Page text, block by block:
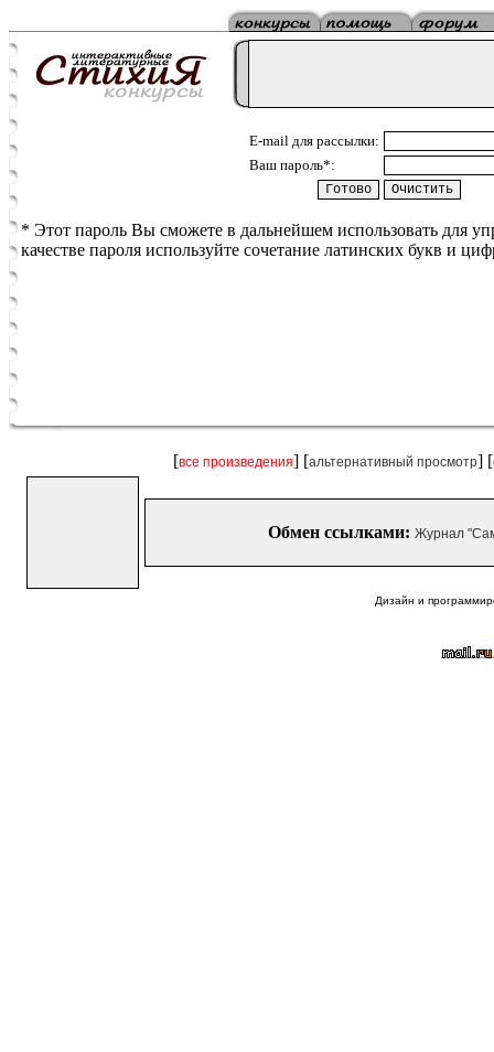
E-mail для рассылки:
Ваш пароль*:
* Этот пароль Вы сможете в дальнейшем использовать для
качестве пароля используйте сочетание латинских букв и
[все произведения] [альтернативный просмотр] [
Обмен ссылками: Журнал
Дизайн и